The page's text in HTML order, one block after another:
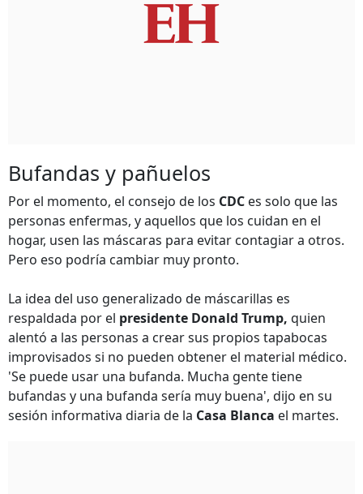
Bufandas y pañuelos
Por el momento, el consejo de los CDC es solo que las
personas enfermas, y aquellos que los cuidan en el
hogar, usen las máscaras para evitar contagiar a otros.
Pero eso podría cambiar muy pronto.
La idea del uso generalizado de máscarillas es
respaldada por el presidente Donald Trump, quien
alentó a las personas a crear sus propios tapabocas
improvisados si no pueden obtener el material médico.
'Se puede usar una bufanda. Mucha gente tiene
bufandas y una bufanda sería muy buena', dijo en su
sesión informativa diaria de la Casa Blanca el martes.